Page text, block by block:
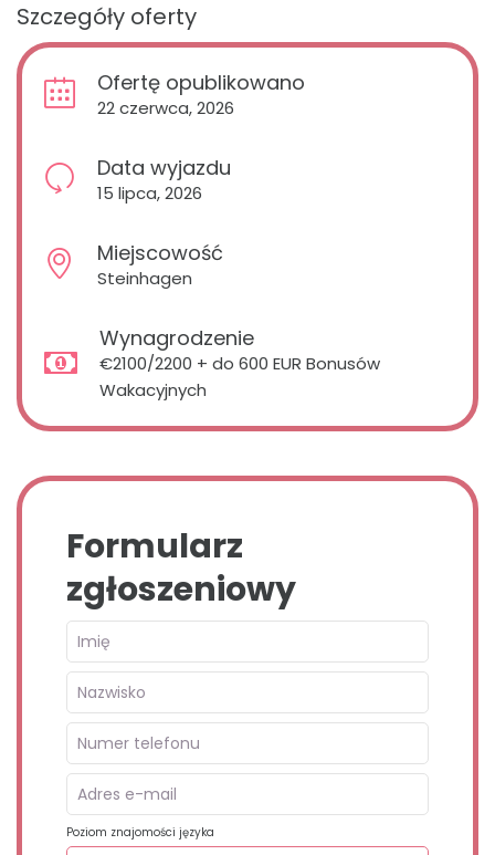
Szczegóły oferty
Ofertę opublikowano
22 czerwca, 2026
Data wyjazdu
15 lipca, 2026
Miejscowość
Steinhagen
Wynagrodzenie
€2100/2200 + do 600 EUR Bonusów
Wakacyjnych
Formularz
zgłoszeniowy
Poziom znajomości języka